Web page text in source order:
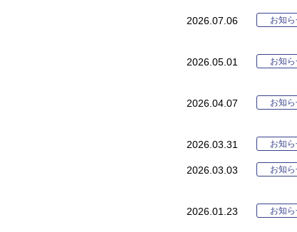
2026.07.06 お知
2026.05.01 お知
2026.04.07 お知
2026.03.31 お知
2026.03.03 お知
2026.01.23 お知